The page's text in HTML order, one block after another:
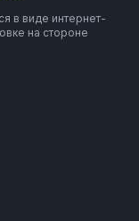
в виде интернет-
на стороне